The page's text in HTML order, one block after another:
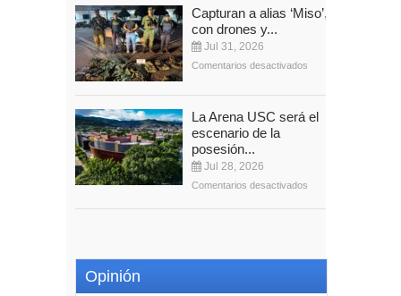
Capturan a alias ‘Miso’,
con drones y...
Jul 31, 2026
Comentarios desactivados
La Arena USC será el
escenario de la
posesión...
Jul 28, 2026
Comentarios desactivados
Opinión